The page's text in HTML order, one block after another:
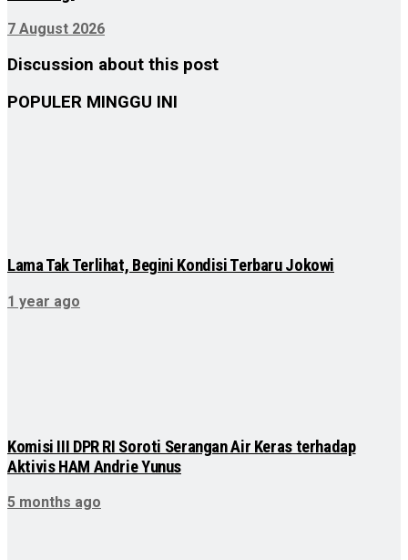
7 August 2026
Discussion about this post
POPULER MINGGU INI
Lama Tak Terlihat, Begini Kondisi Terbaru Jokowi
1 year ago
Komisi III DPR RI Soroti Serangan Air Keras terhadap
Aktivis HAM Andrie Yunus
5 months ago